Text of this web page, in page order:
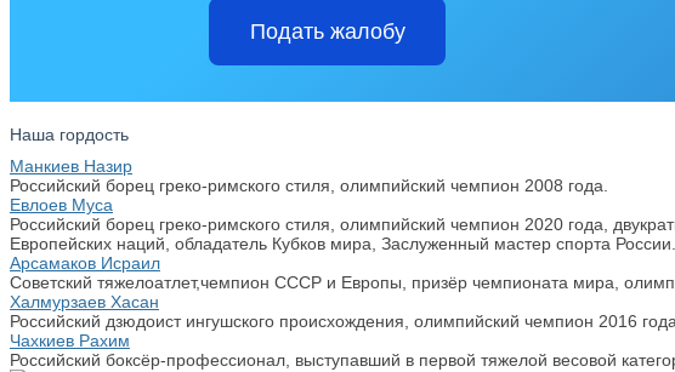
Подать жалобу
Наша гордость
Манкиев Назир
Российский борец греко-римского стиля, олимпийский чемпион 2008 года.
Евлоев Муса
Российский борец греко-римского стиля, олимпийский чемпион 2020 года,
Европейских наций, обладатель Кубков мира, Заслуженный мастер спорта России.
Арсамаков Исраил
Советский тяжелоатлет,чемпион СССР и Европы, призёр чемпионата мира,
Халмурзаев Хасан
Российский дзюдоист ингушского происхождения, олимпийский чемпион 2016 года
Чахкиев Рахим
Российский боксёр-профессионал, выступавший в первой тяжелой весовой